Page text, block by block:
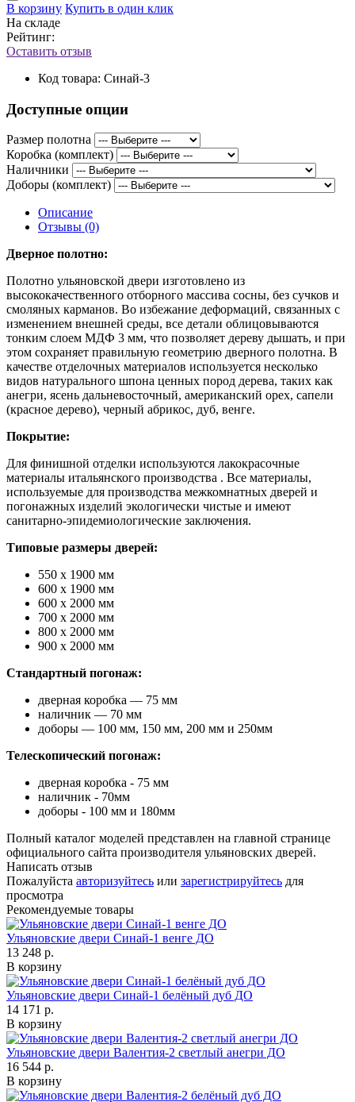
В корзину Купить в один клик
На складе
Рейтинг:
Оставить отзыв
Код товара: Синай-3
Доступные опции
Размер полотна
Коробка (комплект)
Наличники
Доборы (комплект)
Описание
Отзывы (0)
Дверное полотно:
Полотно ульяновской двери изготовлено из
высококачественного отборного массива сосны, без сучков и
смоляных карманов. Во избежание деформаций, связанных с
изменением внешней среды, все детали облицовываются
тонким слоем МДФ 3 мм, что позволяет дереву дышать, и при
этом сохраняет правильную геометрию дверного полотна. В
качестве отделочных материалов используется несколько
видов натурального шпона ценных пород дерева, таких как
анегри, ясень дальневосточный, американский орех, сапели
(красное дерево), черный абрикос, дуб, венге.
Покрытие:
Для финишной отделки используются лакокрасочные
материалы итальянского производства . Все материалы,
используемые для производства межкомнатных дверей и
погонажных изделий экологически чистые и имеют
санитарно-эпидемиологические заключения.
Типовые размеры дверей:
550 х 1900 мм
600 х 1900 мм
600 х 2000 мм
700 х 2000 мм
800 х 2000 мм
900 х 2000 мм
Стандартный погонаж:
дверная коробка — 75 мм
наличник — 70 мм
доборы — 100 мм, 150 мм, 200 мм и 250мм
Телескопический погонаж:
дверная коробка - 75 мм
наличник - 70мм
доборы - 100 мм и 180мм
Полный каталог моделей представлен на главной странице
официального сайта производителя ульяновских дверей.
Написать отзыв
Пожалуйста авторизуйтесь или зарегистрируйтесь для
просмотра
Рекомендуемые товары
Ульяновские двери Синай-1 венге ДО
13 248 р.
В корзину
Ульяновские двери Синай-1 белёный дуб ДО
14 171 р.
В корзину
Ульяновские двери Валентия-2 светлый анегри ДО
16 544 р.
В корзину